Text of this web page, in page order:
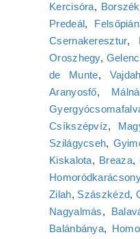
Kercisóra, Borszék
Predeál, Felsőpián
Csernakeresztur,
Oroszhegy,
de Munte,
Aranyosfő,
Csíkszépvíz,
Szilágycseh,
Kiskalota, Breaza,
Zilah, Szászkézd,
Nagyalmás,
Balánbánya,